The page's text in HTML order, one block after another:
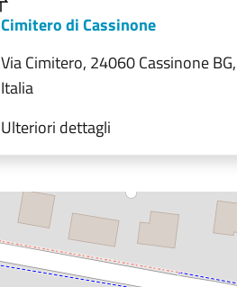
Cimitero di Cassinone
Via Cimitero, 24060 Cassinone BG,
Italia
Ulteriori dettagli